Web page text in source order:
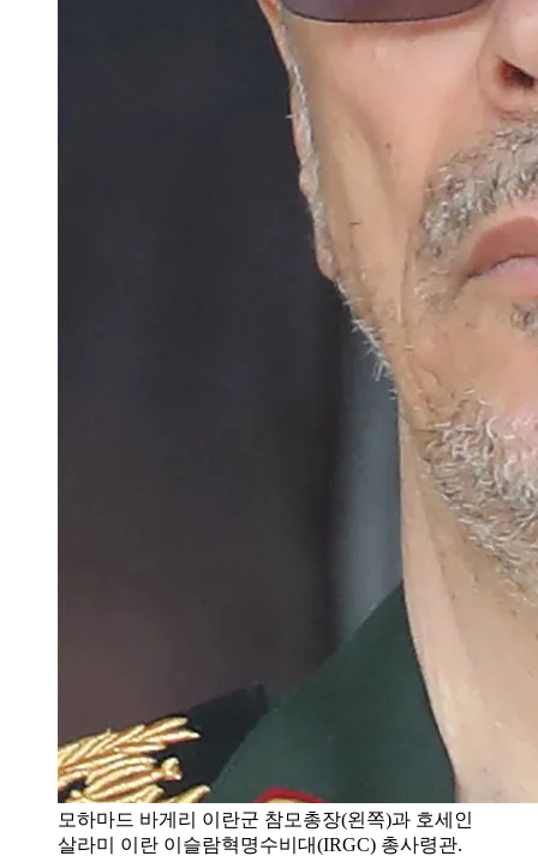
모하마드 바게리 이란군 참모총장(왼쪽)과 호세인
살라미 이란 이슬람혁명수비대(IRGC) 총사령관.